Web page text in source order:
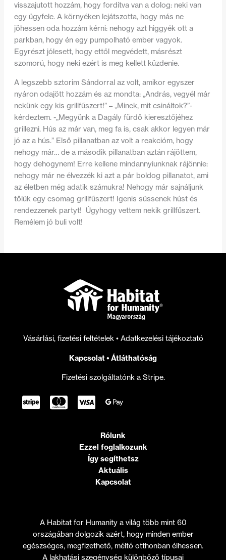
visszajutott hozzám, hogy fordítva van a dolog: neki van
egy ügyfele. A környéken lejátszotta, hogy más ne
jöhessen oda hozzám kérni: nehogy azt higgyék ott a
parkban, hogy én egy pumpolható ember vagyok.
Egyrészt jólesett, hogy ettől megvédett, másrészt
szomorú, hogy neki ezért is meg kellett küzdenie.
A legszebb sztorim Sándorral az volt, amikor egyszer
nyáron odajött hozzám és az mondta: „András, vegyél már
nekünk egy kis grillfűszert!” – „Minek, mit csináltok?”-
kérdeztem. -„Megyünk a Dagály fürdő kieresztőjéhez
grillezni. Hús az már van, meg fa is, csak akkor legyen már
jó az a hús.” Első pillanatban az volt a reakcióm, hogy
nehogy már… de a második pillanatban aztán rájöttem,
hogy dehogynem! Erre kellene mindannyiunknak rájönnie:
nehogy már ne élvezzék ki azt a pár boldog pillanatot, ami
az életben még adatik számukra! Nehogy már sajnáljunk
tőlük egy csomag grillfűszert! Igenis süssenek húst és
rendezzenek partyt! Úgyhogy vettem nekik grillfűszert.
Remélem jó buli volt!
Vásárlási, fizetési feltételek • Adatkezelési tájékoztató
Kapcsolat• Átláthatóság
Fizetési szolgáltatónk a Stripe.
Rólunk
Ezzel foglalkozunk
Így segíthetsz
Aktuális
Kapcsolat
A Habitat for Humanity a világ több mint 60
országában dolgozik azért, hogy minden ember
egészséges, megfizethető, méltó otthonban élhessen.
A lakhatási szegénység különböző típusai